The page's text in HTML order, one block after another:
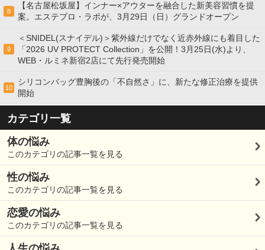
8
【名古屋松坂屋】インナー×アウターを融合した新美容習慣を提
案。エステプロ・ラボが、3月29日（日）グランドオープン
9
＜SNIDEL(スナイデル)＞紫外線だけでなく近赤外線にも着目した
「2026 UV PROTECT Collection」を公開！3月25日(水)より、
WEB・ルミネ新宿2店にて先行発売開始
10
シリコンバッグ豊胸後の「不自然さ」に、新たな修正治療を提供
開始
カテゴリ一覧
体の悩み
このカテゴリの記事一覧を見る
性の悩み
このカテゴリの記事一覧を見る
恋愛の悩み
このカテゴリの記事一覧を見る